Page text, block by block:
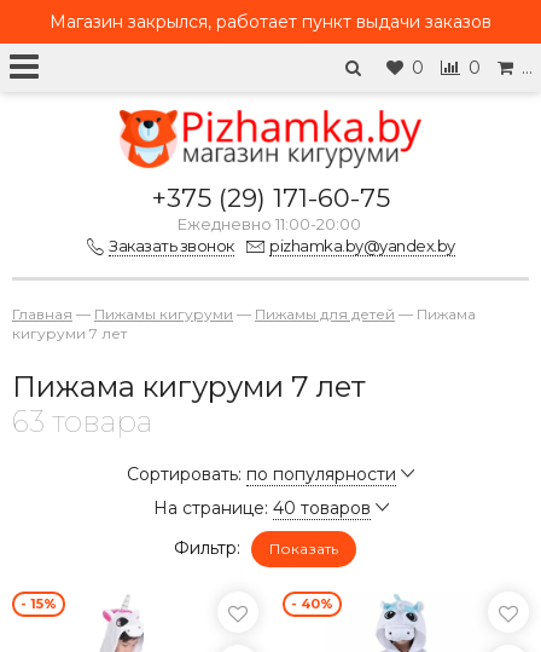
0 0 …
Магазин закрылся, работает пункт выдачи заказов
+375 (29) 171-60-75
Ежедневно 11:00-20:00
Заказать звонок
pizhamka.by@yandex.by
Главная — Пижамы кигуруми — Пижамы для детей — Пижама
кигуруми 7 лет
Пижама кигуруми 7 лет
63 товара
Сортировать: по популярности
На странице: 40 товаров
Фильтр:
Показать
- 15% - 40%